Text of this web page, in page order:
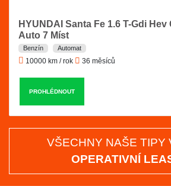
HYUNDAI Santa Fe 1.6 T-Gdi
Auto 7 Míst
Benzín Automat
10000 km / rok 36 měsíců
PROHLÉDNOUT
VŠECHNY NAŠE TIPY
OPERATIVNÍ